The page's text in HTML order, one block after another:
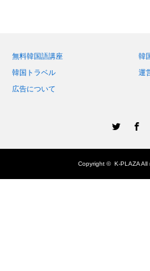
無料韓国語講座
韓
韓国トラベル
運
広告について
Copyright ©K-PLAZAAll